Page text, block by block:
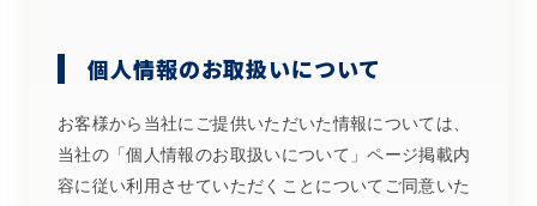
個人情報のお取扱いについて
お客様から当社にご提供いただいた情報については、
当社の「個人情報のお取扱いについて 」ページ掲載内
容に従い利⽤させていただくことについてご同意いた